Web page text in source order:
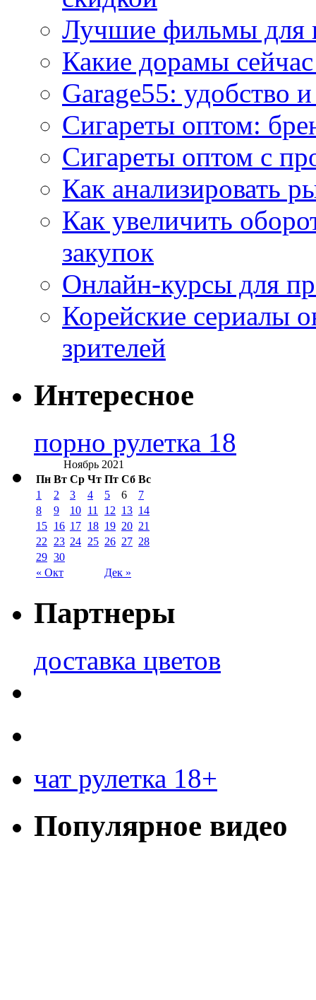
Лучшие фильмы для
Какие дорамы
Garage55: удобство
Сигареты оптом:
Сигареты оптом с
Как анализировать
Как увеличить
закупок
Онлайн-курсы для
Корейские сериалы
зрителей
Интересное
порно рулетка 18
Ноябрь 2021
Пн Вт Ср Чт Пт Сб Вс
« Окт Дек »
1 2 3 4 5 6
7
8
9 10 11 12 13 14
15 16 17 18 19 20 21
22
23 24 25 26 27 28
29 30
Партнеры
доставка цветов
чат рулетка 18+
Популярное видео